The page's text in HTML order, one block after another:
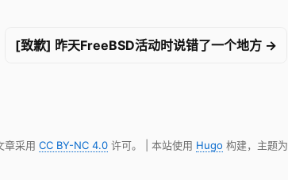
[致歉] 昨天FreeBSD活动时说错了一个地方 →
章采用 CC BY-NC 4.0许可。 | 本站使用 Hugo 构建，主题为